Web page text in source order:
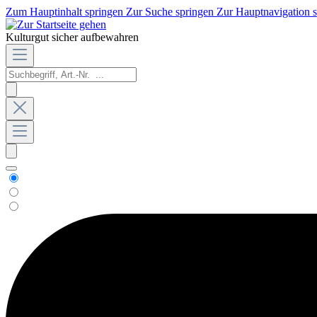
Zum Hauptinhalt springen Zur Suche springen Zur Hauptnavigation
Kulturgut sicher aufbewahren